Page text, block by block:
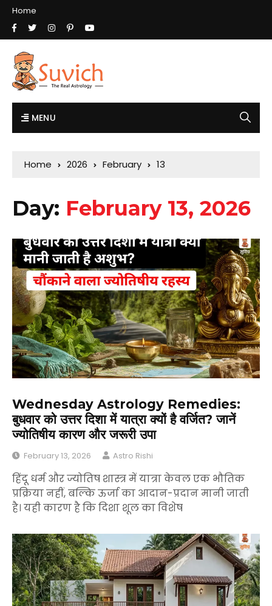
Home
MENU
Home 2026 February 13
Day: February 13, 2026
Wednesday Astrology Remedies:
बुधवार को उत्तर दिशा में यात्रा क्यों है वर्जित? जानें
ज्योतिषीय कारण और जरूरी उपा
February 13, 2026 Astro Rishi
हिंदू धर्म और ज्योतिष शास्त्र में यात्रा केवल एक भौतिक
प्रक्रिया नहीं, बल्कि ऊर्जा का आदान-प्रदान मानी जाती
है। यही कारण है कि दिशा शूल का विशेष